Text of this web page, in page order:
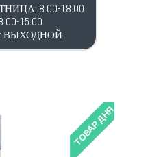
8.00-18.00
15.00
ВЫХОДНОЙ